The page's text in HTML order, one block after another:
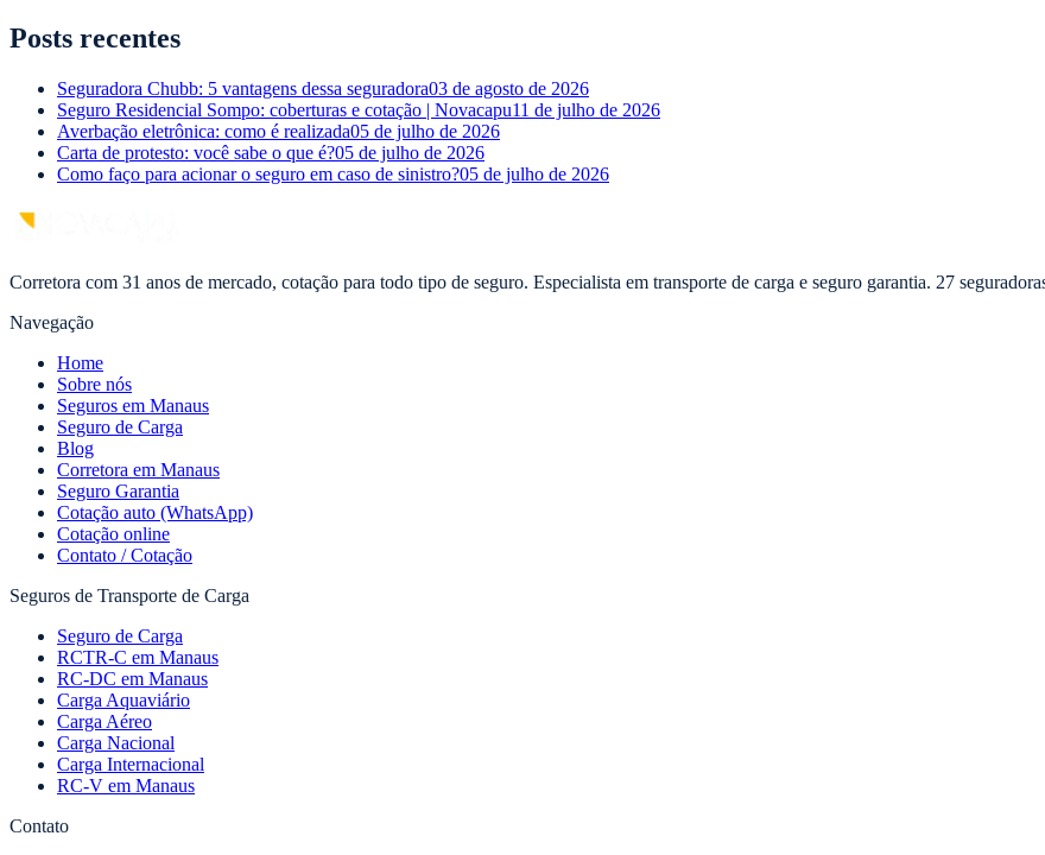
Posts recentes
Seguradora Chubb: 5 vantagens dessa seguradora03 de agosto de 2026
Seguro Residencial Sompo: coberturas e cotação | Novacapu11 de julho de 2026
Averbação eletrônica: como é realizada05 de julho de 2026
Carta de protesto: você sabe o que é?05 de julho de 2026
Como faço para acionar o seguro em caso de sinistro?05 de julho de 2026
Corretora com 31 anos de mercado, cotação para todo tipo de seguro. Especialista em transporte de carga e seguro garantia. 27
Navegação
Home
Sobre nós
Seguros em Manaus
Seguro de Carga
Blog
Corretora em Manaus
Seguro Garantia
Cotação auto (WhatsApp)
Cotação online
Contato / Cotação
Seguros de Transporte de Carga
Seguro de Carga
RCTR-C em Manaus
RC-DC em Manaus
Carga Aquaviário
Carga Aéreo
Carga Nacional
Carga Internacional
RC-V em Manaus
Contato